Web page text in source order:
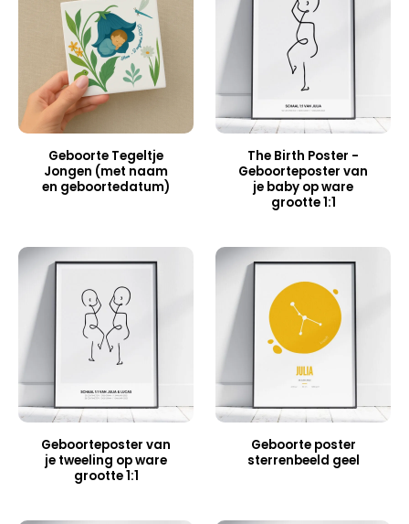
Geboorte Tegeltje
Jongen (met naam
en geboortedatum)
The Birth Poster -
Geboorteposter van
je baby op ware
grootte 1:1
Geboorteposter van
je tweeling op ware
grootte 1:1
Geboorte poster
sterrenbeeld geel